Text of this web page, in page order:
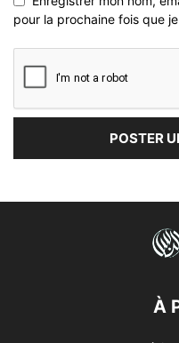
pour la prochaine fois que
À